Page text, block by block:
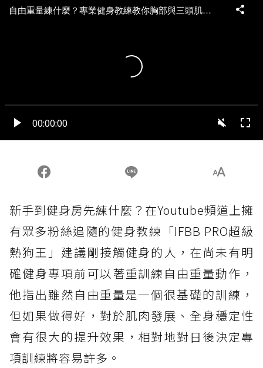
新手到健身房先練什麼？在Youtube頻道上擁
有眾多粉絲追隨的健身教練「IFBB PRO超級
熱狗王」建議剛接觸健身的人，在尚未有明
確健身專項前可以著重訓練自由重量動作，
他指出雖然自由重量是一個很基礎的訓練，
但如果做得好，對於肌肉發展、全身穩定性
會有很大的提升效果，相對地對日後決定專
項訓練將容易許多。